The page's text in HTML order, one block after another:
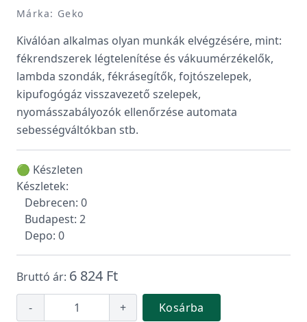
Márka: Geko
Kiválóan alkalmas olyan munkák elvégzésére, mint:
fékrendszerek légtelenítése és vákuumérzékelők,
lambda szondák, fékrásegítők, fojtószelepek,
kipufogógáz visszavezető szelepek,
nyomásszabályozók ellenőrzése automata
sebességváltókban stb.
🟢 Készleten
Készletek:
Debrecen: 0
Budapest: 2
Depo: 0
Bruttó ár: 6 824 Ft
- + Kosárba